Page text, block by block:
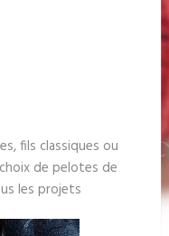
fils classiques ou
de pelotes de
les projets